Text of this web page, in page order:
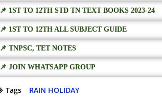
📌 1ST TO 12TH STD TN TEXT BOOKS 2023-24
📌 1ST TO 12TH ALL SUBJECT GUIDE
📌 TNPSC, TET NOTES
📌 JOIN WHATSAPP GROUP
Tags RAIN HOLIDAY